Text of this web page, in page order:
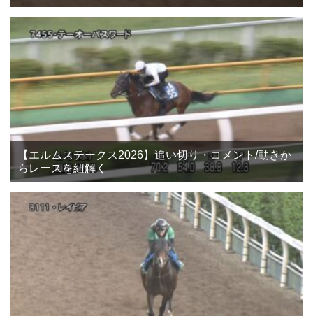
【エルムステークス2026】追い切り・コメント/動きか
らレースを紐解く